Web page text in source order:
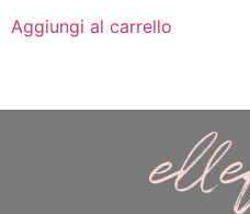
Aggiungi al carrello